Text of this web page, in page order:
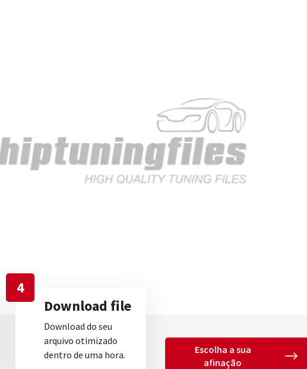
4
Download file
Download do seu
arquivo otimizado
dentro de uma hora.
Escolha a sua
afinação